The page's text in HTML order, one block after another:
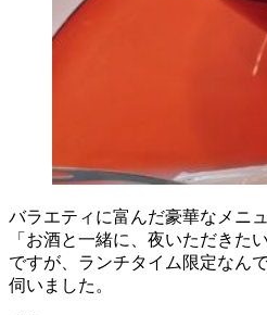
バラエティに富んだ豪華なメニ
「お酒と一緒に、夜いただきた
ですが、ランチタイム限定なん
伺いました。